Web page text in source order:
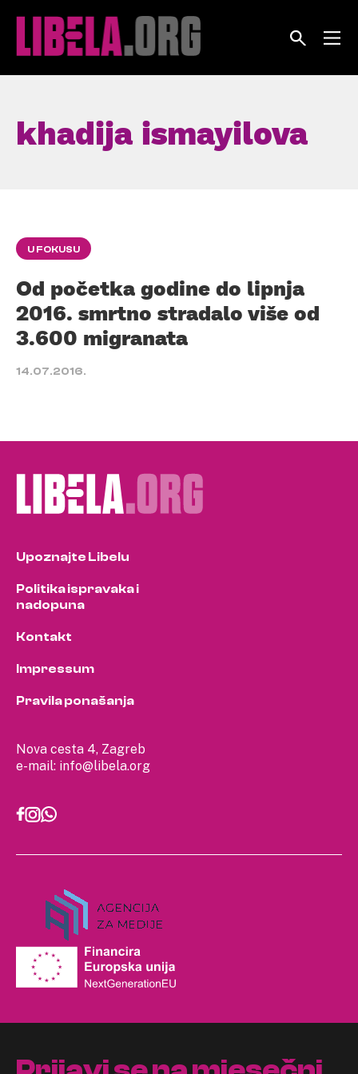
khadija ismayilova
U FOKUSU
Od početka godine do lipnja
2016. smrtno stradalo više od
3.600 migranata
14.07.2016.
Nova cesta 4, Zagreb
e-mail: info@libela.org
Upoznajte Libelu
Politika ispravaka i
nadopuna
Kontakt
Impressum
Pravila ponašanja